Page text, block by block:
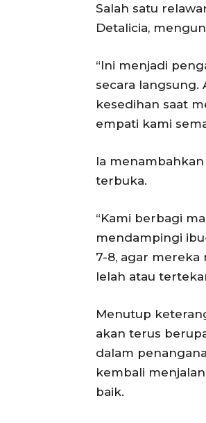
Salah satu
Detalicia,
“Ini menjadi
secara langsung.
kesedihan saat
empati kami
Ia
terbuka.
“Kami berbagi
mendampingi
7-8, agar
lelah atau
Menutup
akan terus
dalam
kembali
baik.